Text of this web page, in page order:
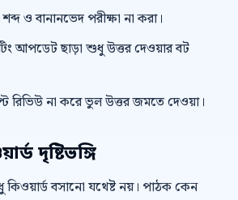
ও বানানভেদ পরীক্ষা না করা।
আপডেট ছাড়া শুধু উত্তর দেওয়ার বট
রিভিউ না করে ভুল উত্তর জমতে দেওয়া।
দৃষ্টিভঙ্গি
বসানো যথেষ্ট নয়। পাঠক কেন